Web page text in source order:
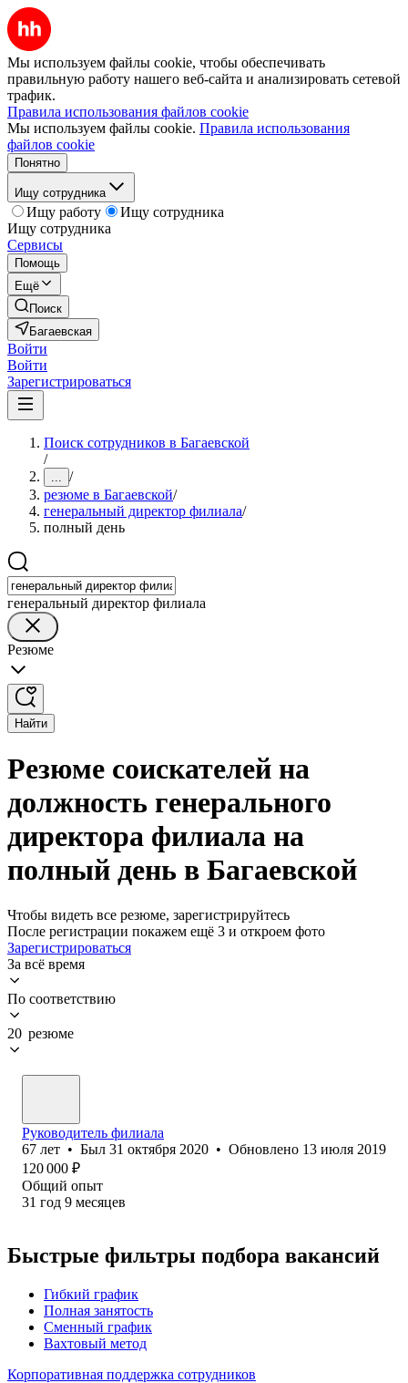
Мы используем файлы cookie, чтобы обеспечивать
правильную работу нашего веб-сайта и анализировать сетевой
трафик.
Правила использования файлов cookie
Мы используем файлы cookie. Правила использования
файлов cookie
Понятно
Ищу сотрудника
Ищу работу
Ищу сотрудника
Ищу сотрудника
Сервисы
Помощь
Ещё
Поиск
Багаевская
Войти
Войти
Зарегистрироваться
Поиск сотрудников в Багаевской
/
... /
резюме в Багаевской/
генеральный директор филиала/
полный день
генеральный директор филиала
Резюме
Найти
Резюме соискателей на
должность генерального
директора филиала на
полный день в Багаевской
Чтобы видеть все резюме, зарегистрируйтесь
После регистрации покажем ещё 3 и откроем фото
Зарегистрироваться
За всё время
По соответствию
20 резюме
Руководитель филиала
67 лет • Был 31 октября 2020 • Обновлено 13 июля 2019
120 000 ₽
Общий опыт
31 год 9 месяцев
Быстрые фильтры подбора вакансий
Гибкий график
Полная занятость
Сменный график
Вахтовый метод
Корпоративная поддержка сотрудников